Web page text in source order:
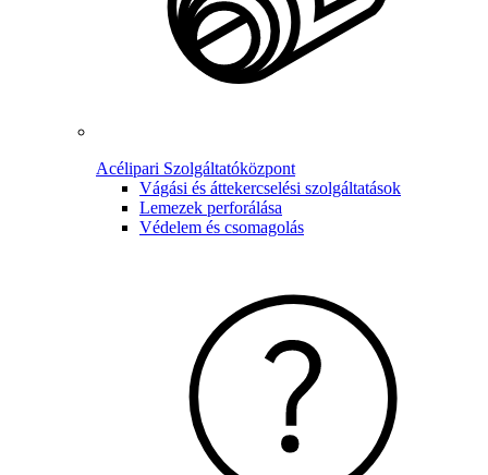
Acélipari Szolgáltatóközpont
Vágási és áttekercselési szolgáltatások
Lemezek perforálása
Védelem és csomagolás